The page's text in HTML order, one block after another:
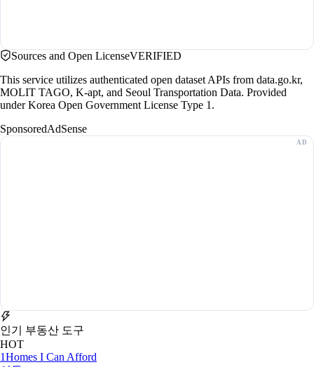
Sources and Open LicenseVERIFIED
This service utilizes authenticated open dataset APIs from data.go.kr,
MOLIT TAGO, K-apt, and Seoul Transportation Data. Provided
under Korea Open Government License Type 1.
SponsoredAdSense
인기 부동산 도구
HOT
1Homes I Can Afford